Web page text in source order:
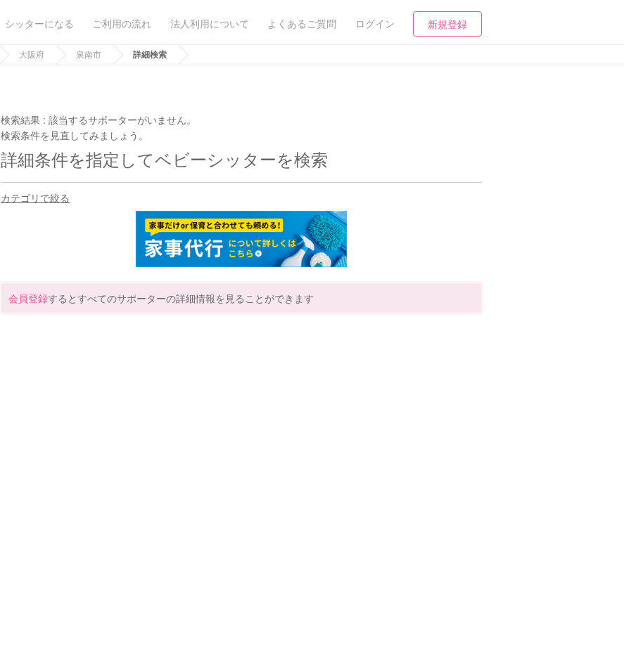
シッターになる ご利用の流れ 法人利用について よくあるご質問 ログイン 新規登録
大阪府 泉南市 詳細検索
検索結果 :該当するサポーターがいません。
検索条件を見直してみましょう。
詳細条件を指定してベビーシッターを検索
カテゴリで絞る
会員登録するとすべてのサポーターの詳細情報を見ることができます